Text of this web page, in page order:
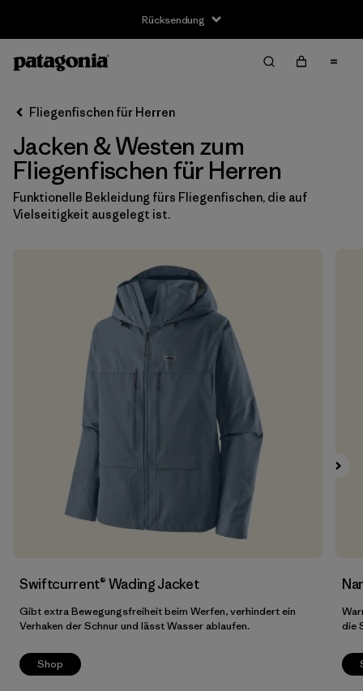
Rücksendung
Filter by
Größe
XS
S (9)
Fliegenfischen für Herren
Jacken & Westen zum
Fliegenfischen für Herren
Funktionelle Bekleidung fürs Fliegenfischen, die auf
Vielseitigkeit ausgelegt ist.
Swiftcurrent® Wading Jacket
Gibt extra Bewegungsfreiheit beim Werfen, verhindert ein
Verhaken der Schnur und lässt Wasser ablaufen.
Shop
die